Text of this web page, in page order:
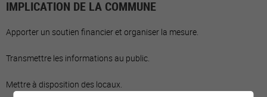
IMPLICATION DE LA COMMUNE
Apporter un soutien financier et organiser la mesure.
Transmettre les informations au public.
Mettre à disposition des locaux.